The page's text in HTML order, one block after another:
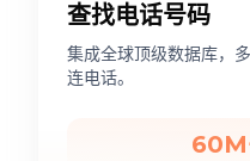
查找电话号码
集成全球顶级数据库，
连电话。